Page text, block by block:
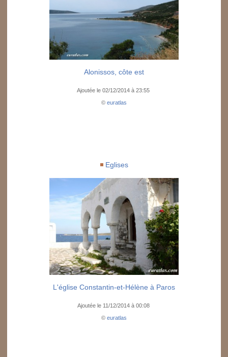
Alonissos, côte est
Ajoutée le 02/12/2014 à 23:55
© euratlas
Eglises
L'église Constantin-et-Hélène à Paros
Ajoutée le 11/12/2014 à 00:08
© euratlas